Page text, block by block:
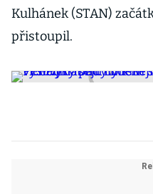
Kulhánek (STAN)
přistoupil.